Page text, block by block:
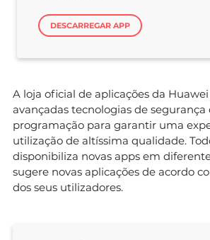
DESCARREGAR APP
A loja oficial de aplicações da
avançadas tecnologias de segurança
programação para garantir uma
utilização de altíssima qualidade.
disponibiliza novas apps em
sugere novas aplicações de acordo
dos seus utilizadores.